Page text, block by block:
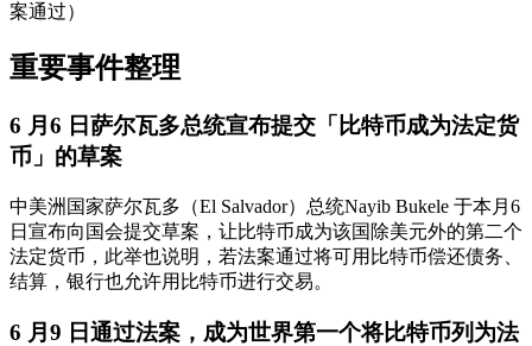
案通过）
重要事件整理
6 月6 日萨尔瓦多总统宣布提交「比特币成为法定货
币」的草案
中美洲国家萨尔瓦多（El Salvador）总统Nayib Bukele 于本月6
日宣布向国会提交草案，让比特币成为该国除美元外的第二个
法定货币，此举也说明，若法案通过将可用比特币偿还债务、
结算，银行也允许用比特币进行交易。
6 月9 日通过法案，成为世界第一个将比特币列为法